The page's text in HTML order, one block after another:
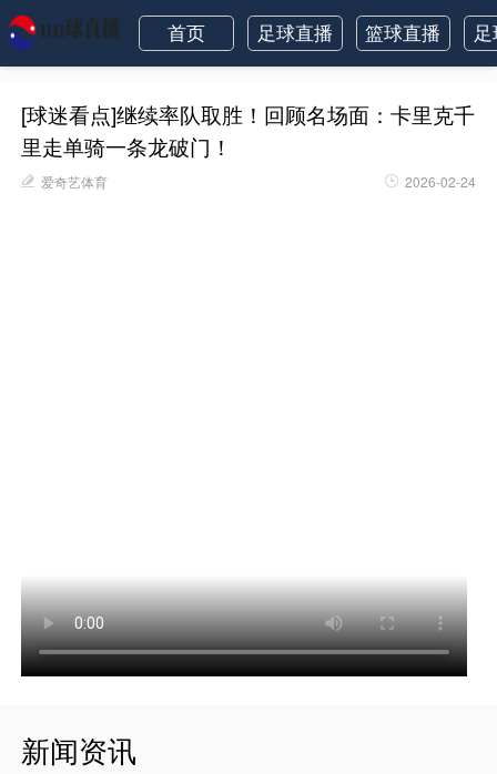
首页 足球直播 篮球直播
[球迷看点]继续率队取胜！回顾名场面：卡里克千
里走单骑一条龙破门！
爱奇艺体育 2026-02-24
新闻资讯